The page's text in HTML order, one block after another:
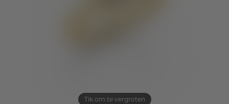
Tik om te vergroten